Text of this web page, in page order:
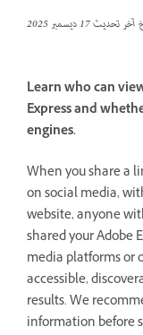
آخر تحديث17 ديسمبر 2025
Learn who can
Express and
engines.
When you share a
on social media,
website, anyone
shared your Adobe
media platforms or
accessible,
results. We
information before